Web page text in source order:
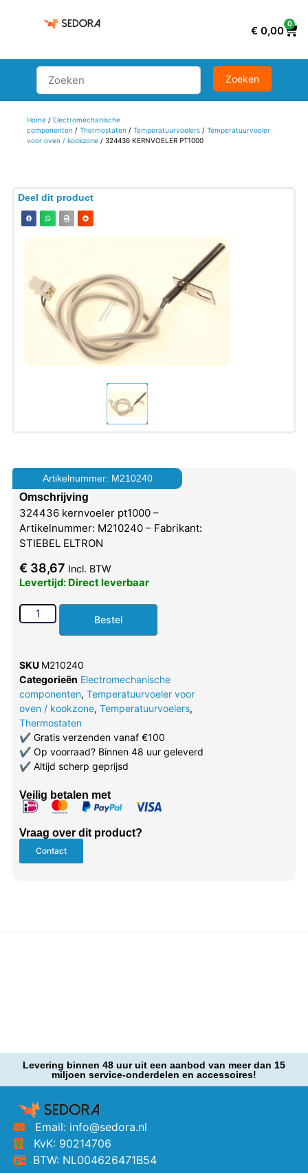
€ 0,00
0
Home/ Electromechanische
componenten / Thermostaten / Temperatuurvoelers/ Temperatuurvoeler
voor oven / kookzone/ 324436 KERNVOELER PT1000
Deel dit product
Artikelnummer: M210240
Omschrijving
324436 kernvoeler pt1000 –
Artikelnummer: M210240 – Fabrikant:
STIEBEL ELTRON
€ 38,67 Incl. BTW
Levertijd: Direct leverbaar
Bestel
SKU M210240
Categorieën Electromechanische
componenten, Temperatuurvoeler voor
oven / kookzone, Temperatuurvoelers,
Thermostaten
✔Gratis verzenden vanaf €100
✔Op voorraad? Binnen 48 uur geleverd
✔Altijd scherp geprijsd
Veilig betalen met
Vraag over dit product?
Contact
Levering binnen 48 uur uit een aanbod van meer dan 15
miljoen service-onderdelen en accessoires!
Email: info@sedora.nl
KvK: 90214706
BTW: NL004626471B54